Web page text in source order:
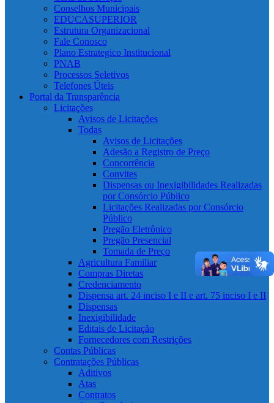
Conselhos Municipais
EDUCASUPERIOR
Estrutura Organizacional
Fale Conosco
Plano Estrategico Institucional
PNAB
Processos Seletivos
Telefones Úteis
Portal da Transparência
Licitações
Avisos de Licitações
Todas
Avisos de Licitações
Adesão a Registro de Preço
Concorrência
Convites
Dispensas ou Inexigibilidades Realizadas
por Consórcio Público
Licitações Realizadas por Consórcio
Público
Pregão Eletrônico
Pregão Presencial
Tomada de Preço
Agricultura Familiar
Compras Diretas
Credenciamento
Dispensa art. 24 inciso I e II e art. 75 inciso I e II
Dispensas
Inexigibilidade
Editais de Licitação
Fornecedores com Restrições
Contas Públicas
Contratações Públicas
Aditivos
Atas
Contratos